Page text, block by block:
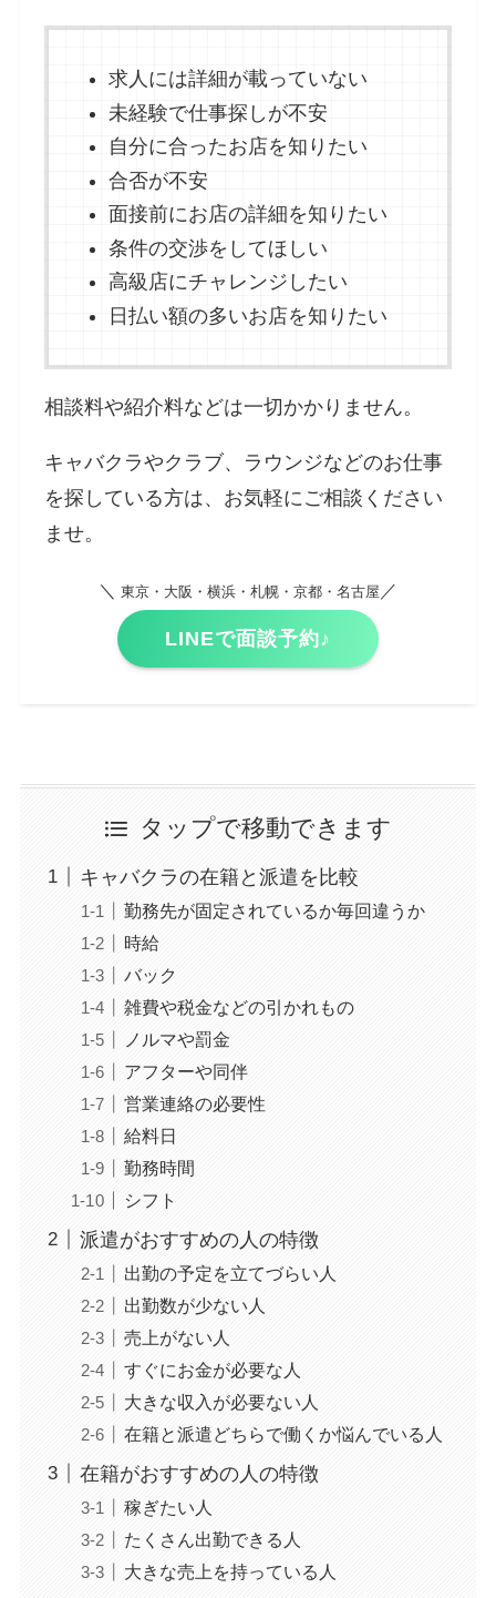
求人には詳細が載っていない
未経験で仕事探しが不安
自分に合ったお店を知りたい
合否が不安
面接前にお店の詳細を知りたい
条件の交渉をしてほしい
高級店にチャレンジしたい
日払い額の多いお店を知りたい
相談料や紹介料などは一切かかりません。
キャバクラやクラブ、ラウンジなどのお仕事
を探している方は、お気軽にご相談ください
ませ。
＼ 東京・大阪・横浜・札幌・京都・名古屋 ／
LINEで面談予約♪
タップで移動できます
キャバクラの在籍と派遣を比較
勤務先が固定されているか毎回違うか
時給
バック
雑費や税金などの引かれもの
ノルマや罰金
アフターや同伴
営業連絡の必要性
給料日
勤務時間
シフト
派遣がおすすめの人の特徴
出勤の予定を立てづらい人
出勤数が少ない人
売上がない人
すぐにお金が必要な人
大きな収入が必要ない人
在籍と派遣どちらで働くか悩んでいる人
在籍がおすすめの人の特徴
稼ぎたい人
たくさん出勤できる人
大きな売上を持っている人